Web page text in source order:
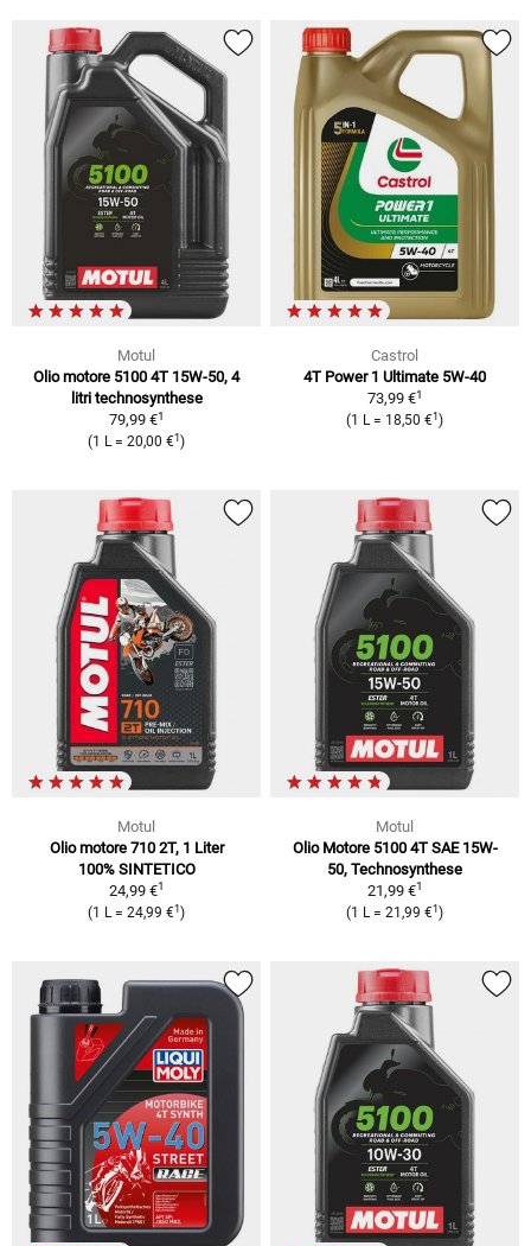
Motul
Olio motore 5100 4T 15W-50, 4
litri technosynthese
79,99 €1
(1 L = 20,00 €1 )
Castrol
4T Power 1 Ultimate 5W-40
73,99 €1
(1 L = 18,50 €1 )
Motul
Olio motore 710 2T, 1 Liter
100% SINTETICO
24,99 €1
(1 L = 24,99 €1 )
Motul
Olio Motore 5100 4T SAE 15W-
50, Technosynthese
21,99 €1
(1 L = 21,99 €1 )